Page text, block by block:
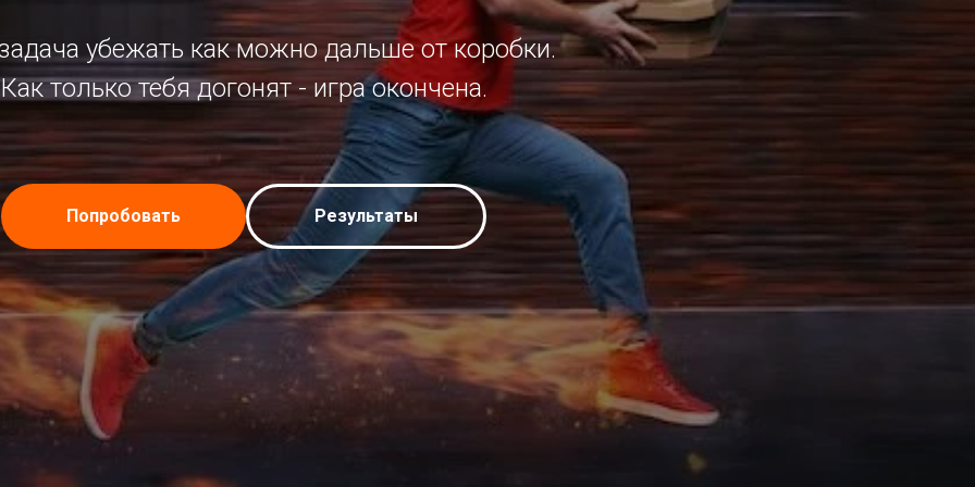
убежать как можно дальше от коробки.
Как только тебя догонят - игра окончена.
Попробовать Результаты